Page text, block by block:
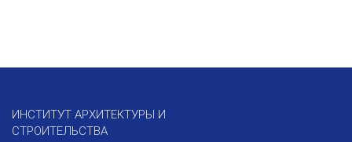
ИНСТИТУТ АРХИТЕКТУРЫ И
СТРОИТЕЛЬСТВА